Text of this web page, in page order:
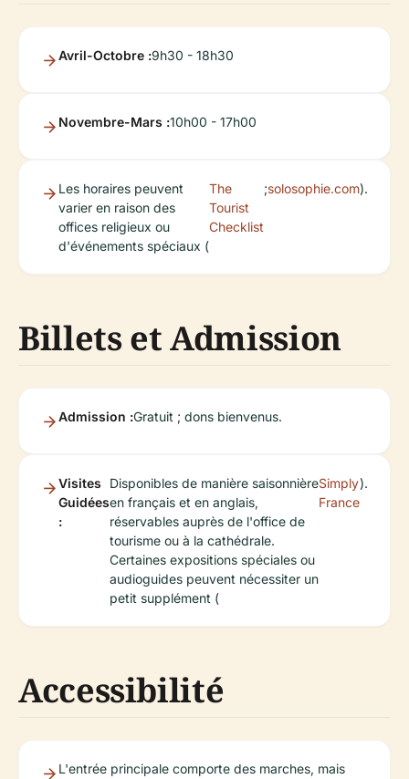
Avril-Octobre :9h30 - 18h30
Novembre-Mars :10h00 - 17h00
Les horaires peuvent
varier en raison des
offices religieux ou
d'événements spéciaux (
The
Tourist
Checklist
;solosophie.com).
Billets et Admission
Admission :Gratuit ; dons bienvenus.
Visites
Guidées
:
Disponibles de manière saisonnière
en français et en anglais,
réservables auprès de l'office de
tourisme ou à la cathédrale.
Certaines expositions spéciales ou
audioguides peuvent nécessiter un
petit supplément (
Simply
France
).
Accessibilité
L'entrée principale comporte des marches, mais